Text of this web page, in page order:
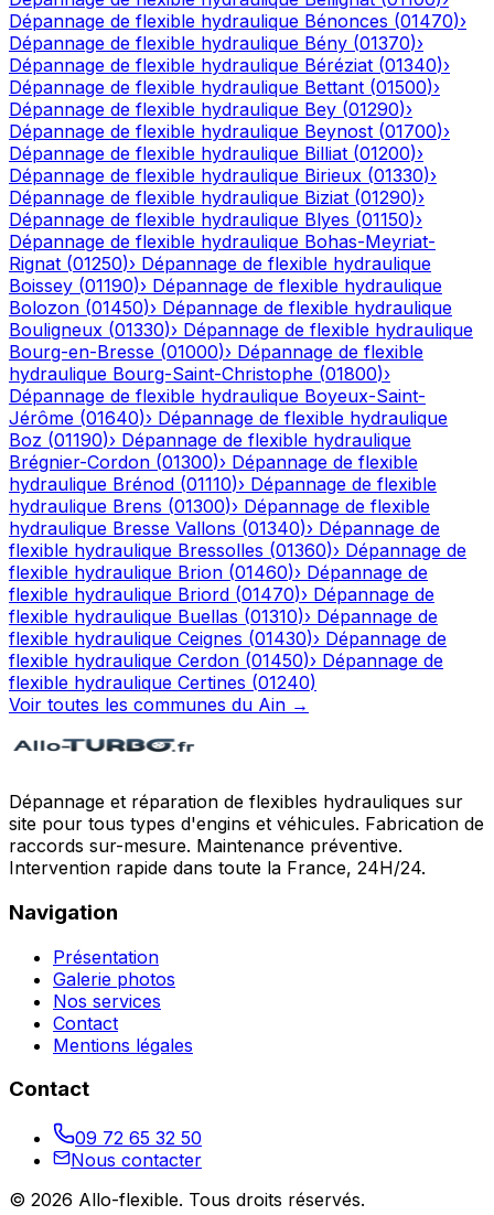
Dépannage de flexible hydraulique Bénonces (01470)›
Dépannage de flexible hydraulique Bény (01370)›
Dépannage de flexible hydraulique Béréziat (01340)›
Dépannage de flexible hydraulique Bettant (01500)›
Dépannage de flexible hydraulique Bey (01290)›
Dépannage de flexible hydraulique Beynost (01700)›
Dépannage de flexible hydraulique Billiat (01200)›
Dépannage de flexible hydraulique Birieux (01330)›
Dépannage de flexible hydraulique Biziat (01290)›
Dépannage de flexible hydraulique Blyes (01150)›
Dépannage de flexible hydraulique Bohas-Meyriat-
Rignat (01250)› Dépannage de flexible hydraulique
Boissey (01190)› Dépannage de flexible hydraulique
Bolozon (01450)› Dépannage de flexible hydraulique
Bouligneux (01330)› Dépannage de flexible hydraulique
Bourg-en-Bresse (01000)› Dépannage de flexible
hydraulique Bourg-Saint-Christophe (01800)›
Dépannage de flexible hydraulique Boyeux-Saint-
Jérôme (01640)› Dépannage de flexible hydraulique
Boz (01190)› Dépannage de flexible hydraulique
Brégnier-Cordon (01300)› Dépannage de flexible
hydraulique Brénod (01110)› Dépannage de flexible
hydraulique Brens (01300)› Dépannage de flexible
hydraulique Bresse Vallons (01340)› Dépannage de
flexible hydraulique Bressolles (01360)› Dépannage de
flexible hydraulique Brion (01460)› Dépannage de
flexible hydraulique Briord (01470)› Dépannage de
flexible hydraulique Buellas (01310)› Dépannage de
flexible hydraulique Ceignes (01430)› Dépannage de
flexible hydraulique Cerdon (01450)› Dépannage de
flexible hydraulique Certines (01240)
Voir toutes les communes du Ain →
Dépannage et réparation de flexibles hydrauliques sur
site pour tous types d'engins et véhicules. Fabrication de
raccords sur-mesure. Maintenance préventive.
Intervention rapide dans toute la France, 24H/24.
Navigation
Présentation
Galerie photos
Nos services
Contact
Mentions légales
Contact
09 72 65 32 50
Nous contacter
© 2026 Allo-flexible. Tous droits réservés.